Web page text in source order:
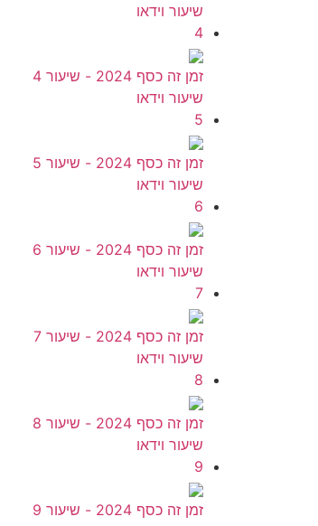
שיעור וידאו
4
זמן זה כסף 2024 - שיעור 4
שיעור וידאו
5
זמן זה כסף 2024 - שיעור 5
שיעור וידאו
6
זמן זה כסף 2024 - שיעור 6
שיעור וידאו
7
זמן זה כסף 2024 - שיעור 7
שיעור וידאו
8
זמן זה כסף 2024 - שיעור 8
שיעור וידאו
9
זמן זה כסף 2024 - שיעור 9